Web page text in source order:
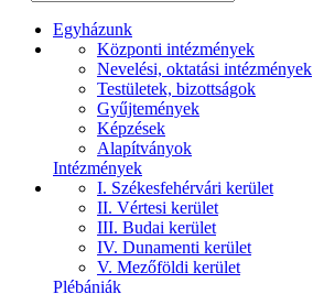
Egyházunk
Központi intézmények
Nevelési, oktatási intézmények
Testületek, bizottságok
Gyűjtemények
Képzések
Alapítványok
Intézmények
I. Székesfehérvári kerület
II. Vértesi kerület
III. Budai kerület
IV. Dunamenti kerület
V. Mezőföldi kerület
Plébániák